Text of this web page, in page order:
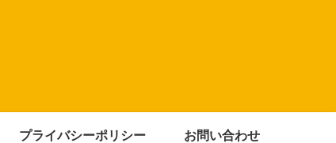
プライバシーポリシー お問い合わせ